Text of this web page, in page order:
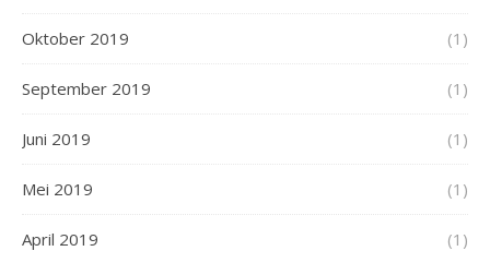
Oktober 2019 (1)
September 2019 (1)
Juni 2019 (1)
Mei 2019 (1)
April 2019 (1)